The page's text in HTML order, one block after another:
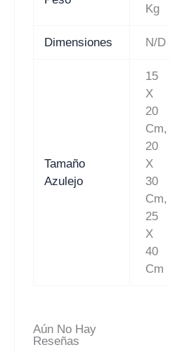
Kg
Dimensiones N/D
Tamaño
Azulejo
15
X
20
Cm,
20
X
30
Cm,
25
X
40
Cm
Aún No Hay
Reseñas